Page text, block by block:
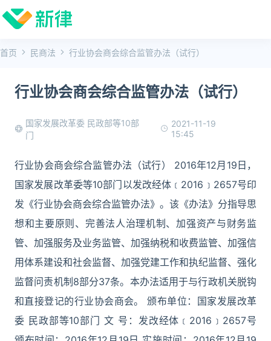
首页 民商法 行业协会商会综合监管办法（试行）
行业协会商会综合监管办法（试行）
国家发展改革委 民政部等10部
门
2021-11-19
15:45
行业协会商会综合监管办法（试行） 2016年12月19日，
国家发展改革委等10部门以发改经体﹝2016﹞2657号印
发《行业协会商会综合监管办法》。该《办法》分指导思
想和主要原则、完善法人治理机制、加强资产与财务监
管、加强服务及业务监管、加强纳税和收费监管、加强信
用体系建设和社会监督、加强党建工作和执纪监督、强化
监督问责机制8部分37条。本办法适用于与行政机关脱钩
和直接登记的行业协会商会。 颁布单位：国家发展改革
委 民政部等10部门 文 号：发改经体﹝2016﹞2657号